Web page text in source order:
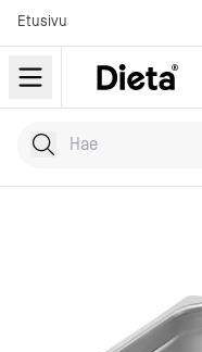
Etusivu
Hae tuotteita
Kirjoita hakusana...